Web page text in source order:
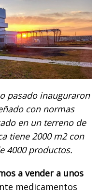
pasado inauguraron
con normas
en un terreno de
tiene 2000 m2 con
4000 productos.
a vender a unos
medicamentos